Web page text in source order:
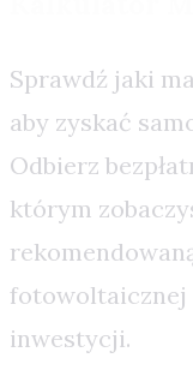
Sprawdź jaki
aby zyskać
Odbierz
którym
fotowoltaicznej
inwestycji.